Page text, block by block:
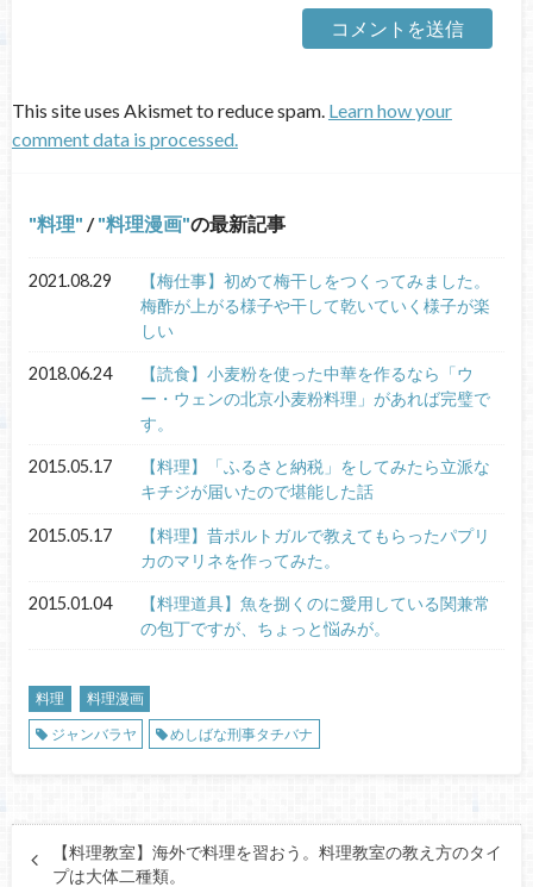
This site uses Akismet to reduce spam. Learn how your
comment data is processed.
料理 / 料理漫画 の最新記事
2021.08.29
【梅仕事】初めて梅干しをつくってみました。
梅酢が上がる様子や干して乾いていく様子が楽
しい
2018.06.24
【読食】小麦粉を使った中華を作るなら「ウ
ー・ウェンの北京小麦粉料理」があれば完璧で
す。
2015.05.17
【料理】「ふるさと納税」をしてみたら立派な
キチジが届いたので堪能した話
2015.05.17
【料理】昔ポルトガルで教えてもらったパプリ
カのマリネを作ってみた。
2015.01.04
【料理道具】魚を捌くのに愛用している関兼常
の包丁ですが、ちょっと悩みが。
料理
料理漫画
ジャンバラヤ
めしばな刑事タチバナ
【料理教室】海外で料理を習おう。料理教室の教え方のタイ
プは大体二種類。